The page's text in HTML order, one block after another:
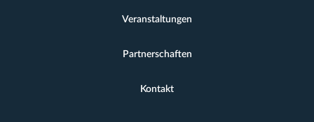
Veranstaltungen
Partnerschaften
Kontakt